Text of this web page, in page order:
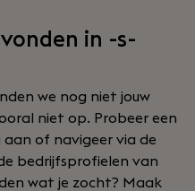
in -s-
we nog niet jouw
niet op. Probeer een
of navigeer via de
bedrijfsprofielen van
wat je zocht? Maak